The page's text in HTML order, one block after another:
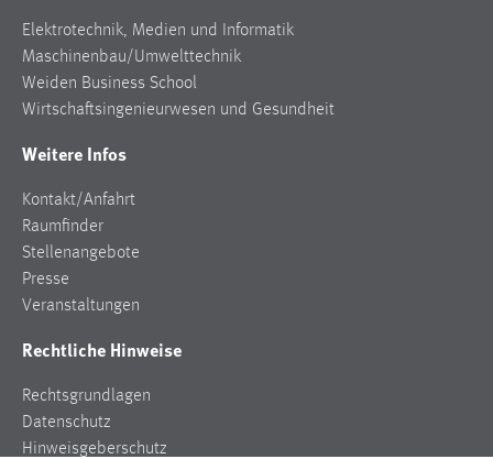
Elektrotechnik, Medien und Informatik
Maschinenbau/Umwelttechnik
Weiden Business School
Wirtschaftsingenieurwesen und Gesundheit
Weitere Infos
Kontakt/Anfahrt
Raumfinder
Stellenangebote
Presse
Veranstaltungen
Rechtliche Hinweise
Rechtsgrundlagen
Datenschutz
Hinweisgeberschutz